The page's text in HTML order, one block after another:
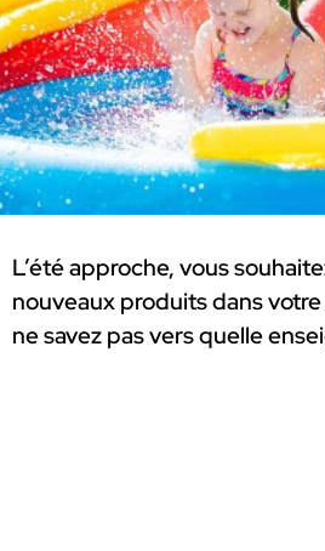
L’été approche, vous
nouveaux produits dans
ne savez pas vers quelle